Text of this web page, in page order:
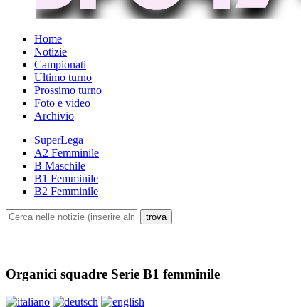
Home
Notizie
Campionati
Ultimo turno
Prossimo turno
Foto e video
Archivio
SuperLega
A2 Femminile
B Maschile
B1 Femminile
B2 Femminile
Organici squadre Serie B1 femminile